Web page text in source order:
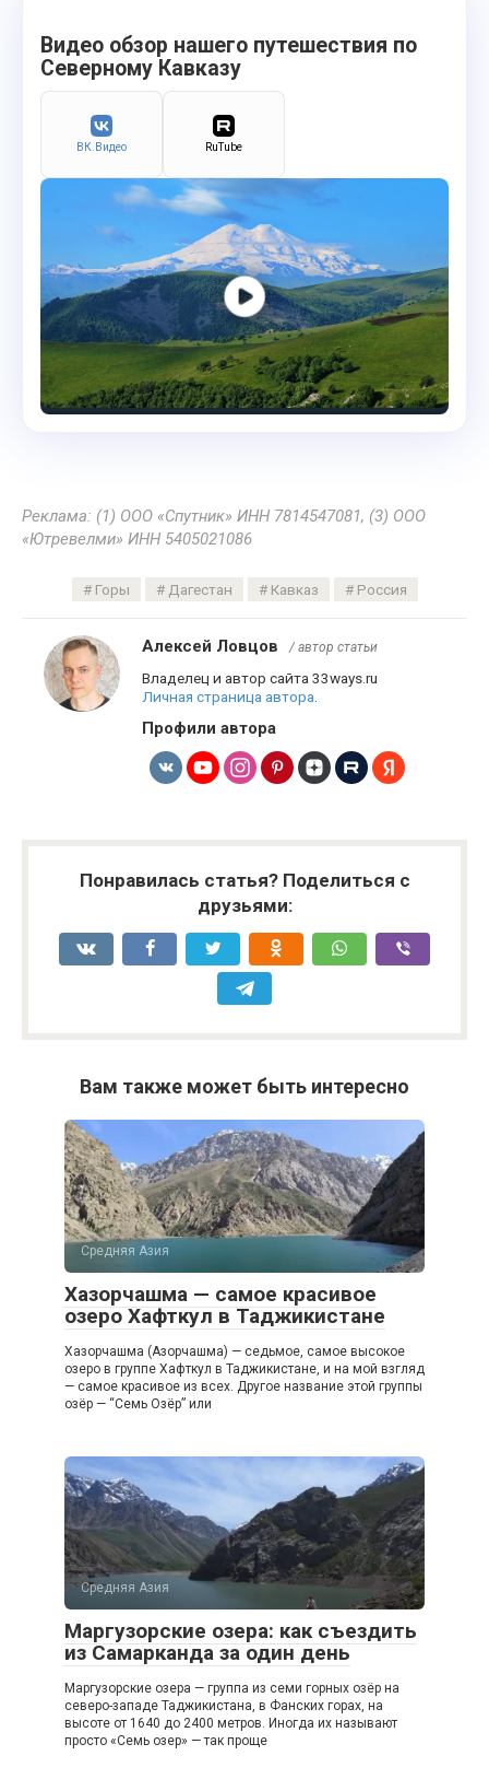
Видео обзор нашего путешествия по
Северному Кавказу
ВК.Видео RuTube
Реклама: (1) ООО «Спутник» ИНН 7814547081, (3) ООО
«Ютревелми» ИНН 5405021086
Горы Дагестан Кавказ Россия
Алексей Ловцов / автор статьи
Владелец и автор сайта 33ways.ru
Личная страница автора
Профили автора
Понравилась статья? Поделиться с
друзьями:
Вам также может быть интересно
Средняя Азия
Хазорчашма — самое красивое
озеро Хафткул в Таджикистане
Хазорчашма (Азорчашма) — седьмое, самое высокое
озеро в группе Хафткул в Таджикистане, и на мой взгляд
— самое красивое из всех. Другое название этой группы
озёр — “Семь Озёр” или
Средняя Азия
Маргузорские озера: как съездить
из Самарканда за один день
Маргузорские озера — группа из семи горных озёр на
северо-западе Таджикистана, в Фанских горах, на
высоте от 1640 до 2400 метров. Иногда их называют
просто «Семь озер» — так проще